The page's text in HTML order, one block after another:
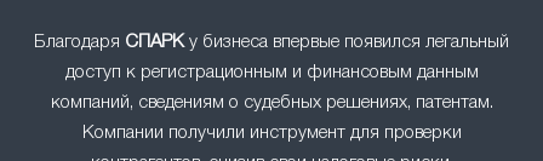
Благодаря СПАРКу бизнеса впервые появился легальный
доступ к регистрационным и финансовым данным
компаний, сведениям о судебных решениях, патентам.
Компании получили инструмент для проверки